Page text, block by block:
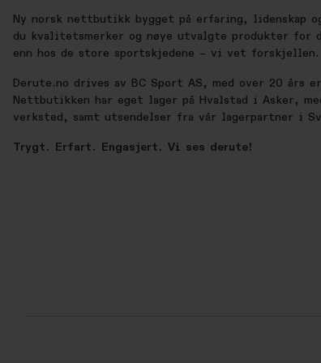
Ny norsk nettbutikk bygget på erfaring, lidenskap
du kvalitetsmerker og nøye utvalgte produkter
enn hos de store sportskjedene – vi vet forskjellen.
Derute.no drives av BC Sport AS, med over 20
Nettbutikken har eget lager på Hvalstad i Asker,
verksted, samt utsendelser fra vår lagerpartner i
Trygt. Erfart. Engasjert. Vi ses derute!